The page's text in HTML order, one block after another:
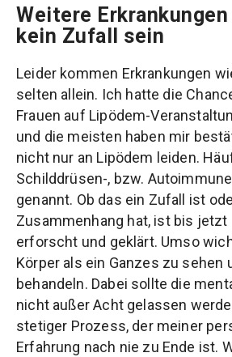
Weitere
kein Zufall sein
Leider kommen Erkrankungen
selten allein. Ich hatte die
Frauen auf Lipödem-
und die meisten haben mir
nicht nur an Lipödem leiden.
Schilddrüsen-, bzw.
genannt. Ob das ein Zufall ist
Zusammenhang hat, ist bis jetzt
erforscht und geklärt. Umso
Körper als ein Ganzes zu sehen
behandeln. Dabei sollte die
nicht außer Acht gelassen
stetiger Prozess, der meiner
Erfahrung nach nie zu Ende ist.